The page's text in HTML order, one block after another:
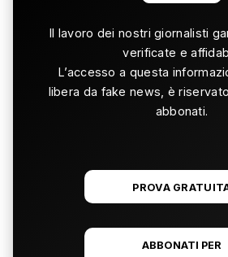
Il lavoro dei nostri giornalisti
verificate e
L’accesso a questa
libera da fake news, è
abbonati.
PROVA
ABBONATI PER